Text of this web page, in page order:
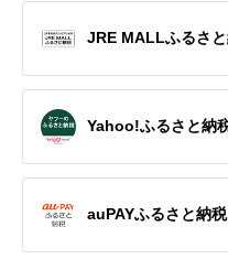
JRE MALLふるさ
Yahoo!ふるさと納
auPAYふるさと納税